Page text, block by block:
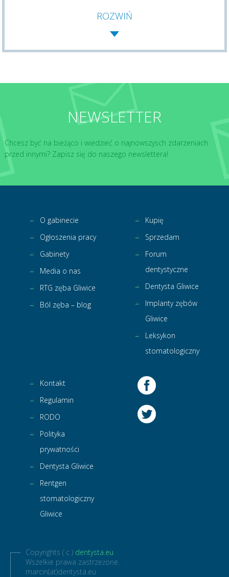
ROZWIŃ
NEWSLETTER
Chcesz być na bieżąco i wiedzieć o najnowszysch zdarzeniach
przed innymi? Zapisz się do naszego newslettera!
O gabinecie
Ogłoszenia pracy
Gabinety
Media o nas
RTG zęba Gliwice
Ból zęba – blog
Kupię
Sprzedam
Forum
dentystyczne
Dentysta Gliwice
Implanty zębów
Gliwice
Leksykon
stomatologiczny
Kontakt
Regulamin
RODO
Polityka
prywatności
Dentysta Gliwice
Rentgen
stomatologiczny
Gliwice
Copyrights ( c ) dentysta.eu
Wszelkie prawa zastrzeżone.
marcin(at)dentysta.eu